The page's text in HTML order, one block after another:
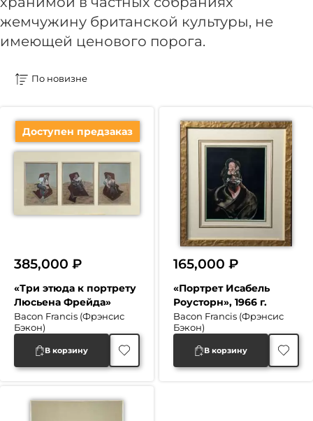
жемчужину британской культуры, не
имеющей ценового порога.
Доступен предзаказ
«Три этюда к портрету
Люсьена Фрейда»
Bacon Francis (Фрэнсис
Бэкон)
385,000 ₽
В корзину
«Портрет Исабель
Роусторн», 1966 г.
Bacon Francis (Фрэнсис
Бэкон)
165,000₽
В корзину